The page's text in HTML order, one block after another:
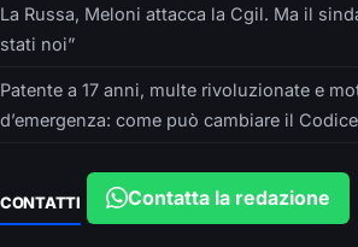
La Russa, Meloni attacca la Cgil. Ma il
stati noi”
Patente a 17 anni, multe rivoluzionate e
d’emergenza: come può cambiare il
CONTATTI Contatta la redazione